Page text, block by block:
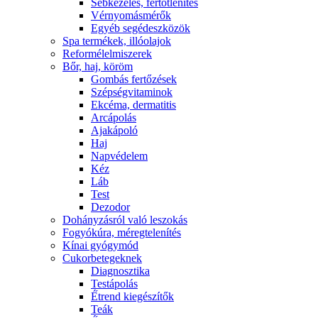
Sebkezelés, fertőtlenítés
Vérnyomásmérők
Egyéb segédeszközök
Spa termékek, illóolajok
Reformélelmiszerek
Bőr, haj, köröm
Gombás fertőzések
Szépségvitaminok
Ekcéma, dermatitis
Arcápolás
Ajakápoló
Haj
Napvédelem
Kéz
Láb
Test
Dezodor
Dohányzásról való leszokás
Fogyókúra, méregtelenítés
Kínai gyógymód
Cukorbetegeknek
Diagnosztika
Testápolás
É́trend kiegészítők
Teák